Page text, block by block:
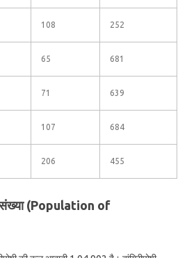
108 252
65 681
71 639
107 684
206 455
(Population of